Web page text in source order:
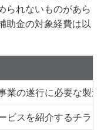
られないものがあら
助金の対象経費は以
業の遂行に必要な製造
ビスを紹介するチラシ